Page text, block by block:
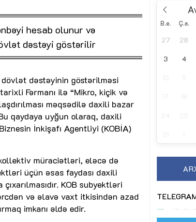
hesab olunur və
dəstəyi göstərilir
dəstəyinin göstərilməsi
Fərmanı ilə “Mikro, kiçik və
məqsədilə daxili bazar
qaydaya uyğun olaraq, daxili
İnkişafı Agentliyi (KOBİA)
müraciətləri, eləcə də
üçün əsas faydası daxili
KOB subyektləri
və əlavə vaxt itkisindən azad
imkanı əldə edir.
B.e. Ç.a.
27 28
3 4